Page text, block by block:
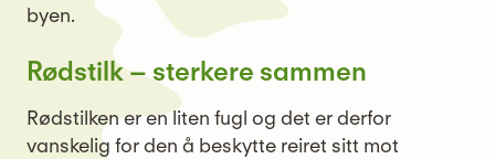
byen.
Rødstilk – sterkere sammen
Rødstilken er en liten fugl og det er derfor
vanskelig for den å beskytte reiret sitt mot